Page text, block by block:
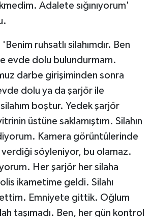
Adalete sığınıyorum'
ruhsatlı silahımdır. Ben
evde dolu bulundurmam.
darbe girişiminden sonra
dolu ya da şarjör ile
boştur. Yedek şarjör
üstüne saklamıştım. Silahın
Kamera görüntülerinde
söyleniyor, bu olamaz.
Her şarjör her silaha
ikametime geldi. Silahı
Emniyete gittik. Oğlum
taşımadı. Ben, her gün kontrol